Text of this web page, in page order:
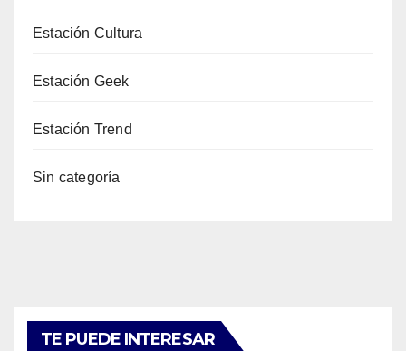
Estación Cultura
Estación Geek
Estación Trend
Sin categoría
TE PUEDE INTERESAR